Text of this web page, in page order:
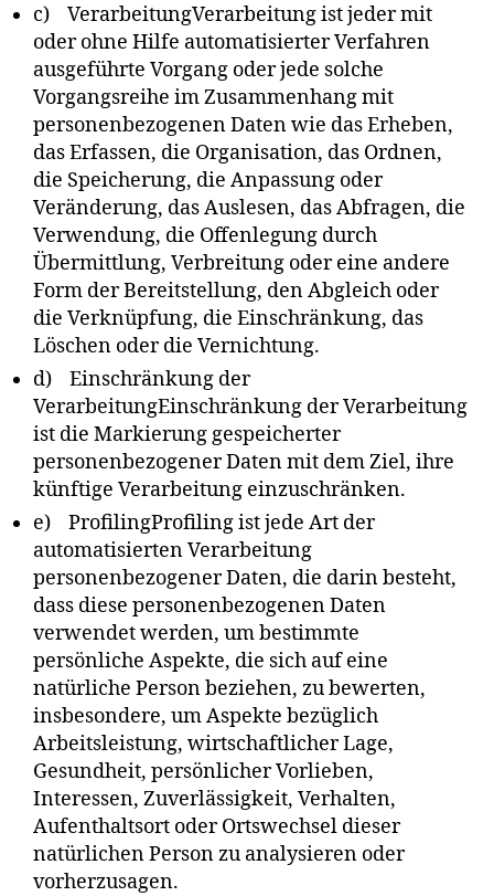
c) VerarbeitungVerarbeitung ist jeder mit
oder ohne Hilfe automatisierter Verfahren
ausgeführte Vorgang oder jede solche
Vorgangsreihe im Zusammenhang mit
personenbezogenen Daten wie das Erheben,
das Erfassen, die Organisation, das Ordnen,
die Speicherung, die Anpassung oder
Veränderung, das Auslesen, das Abfragen, die
Verwendung, die Offenlegung durch
Übermittlung, Verbreitung oder eine andere
Form der Bereitstellung, den Abgleich oder
die Verknüpfung, die Einschränkung, das
Löschen oder die Vernichtung.
d) Einschränkung der
VerarbeitungEinschränkung der Verarbeitung
ist die Markierung gespeicherter
personenbezogener Daten mit dem Ziel, ihre
künftige Verarbeitung einzuschränken.
e) ProfilingProfiling ist jede Art der
automatisierten Verarbeitung
personenbezogener Daten, die darin besteht,
dass diese personenbezogenen Daten
verwendet werden, um bestimmte
persönliche Aspekte, die sich auf eine
natürliche Person beziehen, zu bewerten,
insbesondere, um Aspekte bezüglich
Arbeitsleistung, wirtschaftlicher Lage,
Gesundheit, persönlicher Vorlieben,
Interessen, Zuverlässigkeit, Verhalten,
Aufenthaltsort oder Ortswechsel dieser
natürlichen Person zu analysieren oder
vorherzusagen.